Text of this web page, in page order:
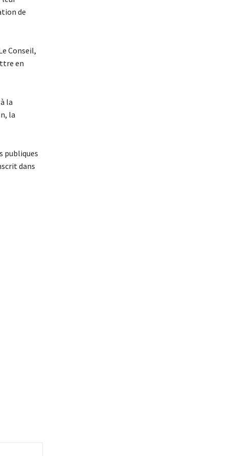
de
Conseil,
en
la
la
publiques
dans